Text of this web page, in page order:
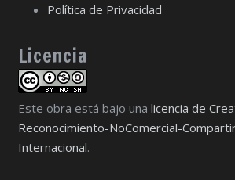
Política de Privacidad
Licencia
Este obra está bajo una licencia de
Reconocimiento-NoComercial-
Internacional.